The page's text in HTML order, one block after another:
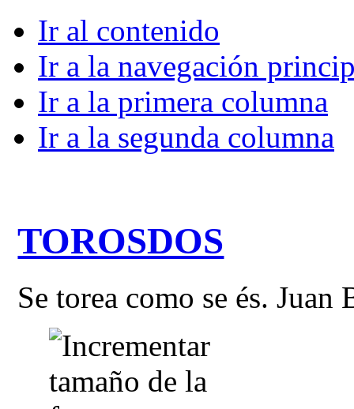
Ir al contenido
Ir a la navegación
Ir a la primera columna
Ir a la segunda columna
TOROSDOS
Se torea como se és. Juan